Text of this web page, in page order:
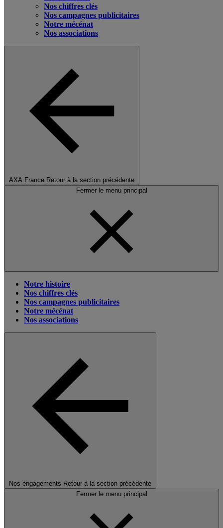
Nos chiffres clés
Nos campagnes publicitaires
Notre mécénat
Nos associations
AXA France Retour à la section précédente
Fermer le menu principal
Notre histoire
Nos chiffres clés
Nos campagnes publicitaires
Notre mécénat
Nos associations
Nos engagements Retour à la section précédente
Fermer le menu principal